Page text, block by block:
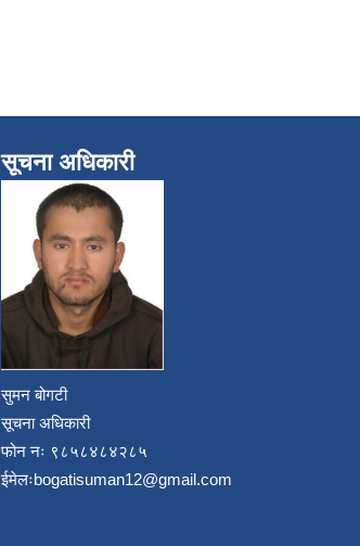
सूचना अधिकारी
सुमन बोगटी
सूचना अधिकारी
फोन नः ९८५८४८४२८५
ईमेलःbogatisuman12@gmail.com